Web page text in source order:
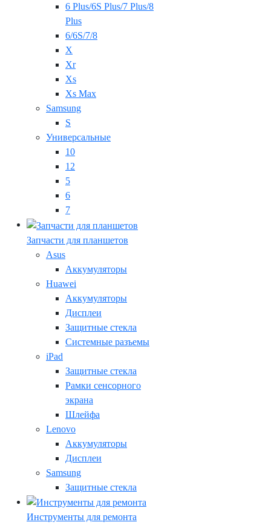
6 Plus/6S Plus/7 Plus/8
Plus
6/6S/7/8
X
Xr
Xs
Xs Max
Samsung
S
Универсальные
10
12
5
6
7
Запчасти для планшетов
Asus
Аккумуляторы
Huawei
Аккумуляторы
Дисплеи
Защитные стекла
Системные разъемы
iPad
Защитные стекла
Рамки сенсорного
экрана
Шлейфа
Lenovo
Аккумуляторы
Дисплеи
Samsung
Защитные стекла
Инструменты для ремонта